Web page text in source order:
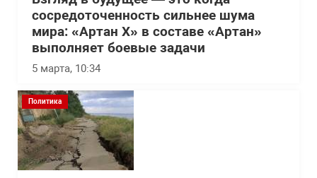
сосредоточенность сильнее шума
мира: «Артан Х» в составе «Артан»
выполняет боевые задачи
5 марта, 10:34
Политика